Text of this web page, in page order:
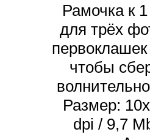
Рамочка к
для трёх
чтобы
Размер:
dpi / 9,7